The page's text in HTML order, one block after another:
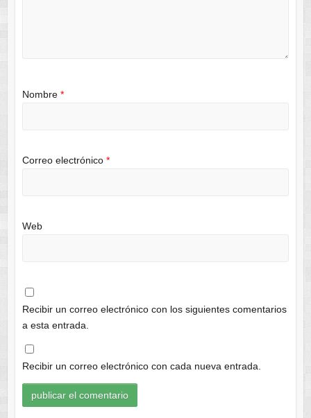
Nombre *
Correo electrónico *
Web
Recibir un correo electrónico con los siguientes comentarios
a esta entrada.
Recibir un correo electrónico con cada nueva entrada.